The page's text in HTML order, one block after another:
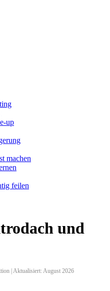
up
machen
feilen
und
| Aktualisiert: August 2026